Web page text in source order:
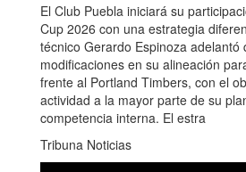
El Club Puebla iniciará su
Cup 2026 con una estrategia
técnico Gerardo Espinoza adelantó
modificaciones en su alineación
frente al Portland Timbers, con el
actividad a la mayor parte de su
competencia interna. El estra
Tribuna Noticias